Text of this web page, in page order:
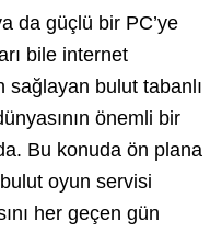
da güçlü bir PC’ye
bile internet
sağlayan bulut tabanlı
önemli bir
Bu konuda ön plana
oyun servisi
her geçen gün